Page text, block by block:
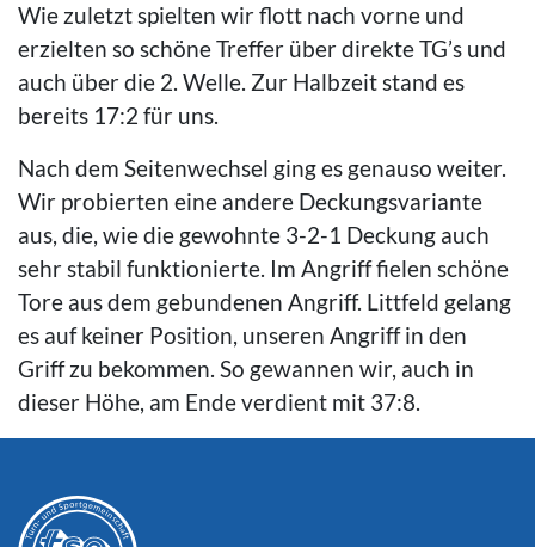
Wie zuletzt spielten wir flott nach vorne und
erzielten so schöne Treffer über direkte TG’s und
auch über die 2. Welle. Zur Halbzeit stand es
bereits 17:2 für uns.
Nach dem Seitenwechsel ging es genauso weiter.
Wir probierten eine andere Deckungsvariante
aus, die, wie die gewohnte 3-2-1 Deckung auch
sehr stabil funktionierte. Im Angriff fielen schöne
Tore aus dem gebundenen Angriff. Littfeld gelang
es auf keiner Position, unseren Angriff in den
Griff zu bekommen. So gewannen wir, auch in
dieser Höhe, am Ende verdient mit 37:8.